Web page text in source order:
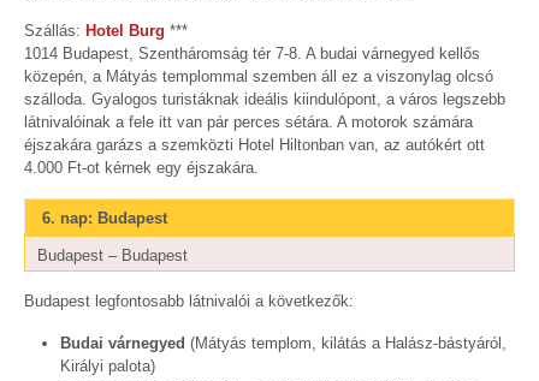
Szállás: Hotel Burg ***
1014 Budapest, Szentháromság tér 7-8. A budai várnegyed kellős
közepén, a Mátyás templommal szemben áll ez a viszonylag olcsó
szálloda. Gyalogos turistáknak ideális kiindulópont, a város legszebb
látnivalóinak a fele itt van pár perces sétára. A motorok számára
éjszakára garázs a szemközti Hotel Hiltonban van, az autókért ott
4.000 Ft-ot kérnek egy éjszakára.
6. nap: Budapest
Budapest – Budapest
Budapest legfontosabb látnivalói a következők:
Budai várnegyed (Mátyás templom, kilátás a Halász-bástyáról,
Királyi palota)